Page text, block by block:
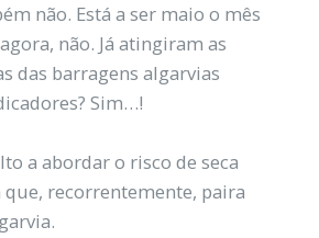
não. Está a ser maio o mês
não. Já atingiram as
das barragens algarvias
Sim…!
a abordar o risco de seca
que, recorrentemente, paira